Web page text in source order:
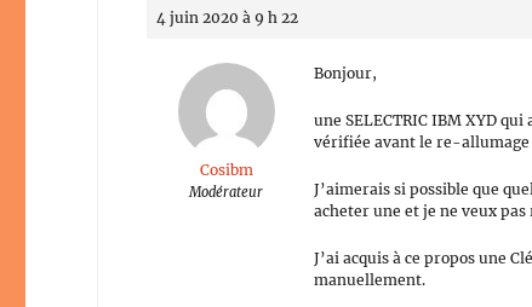
4 juin 2020 à 9 h 22
Cosibm
Modérateur
Bonjour,
une SELECTRIC IBM XYD
vérifiée avant le re-allumage
J’aimerais si possible que
acheter une et je ne veux
J’ai acquis à ce propos une
manuellement.